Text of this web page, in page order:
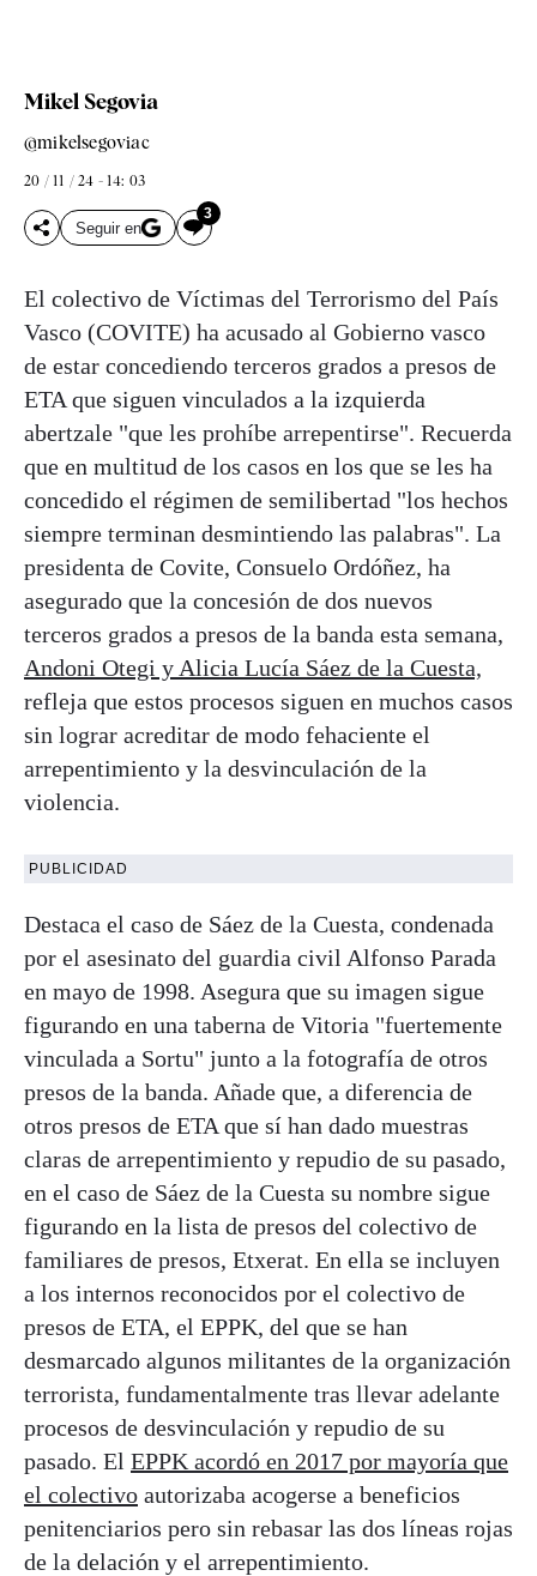
Mikel Segovia
@mikelsegoviac
20 / 11 / 24 - 14: 03
Seguir en
3
El colectivo de Víctimas del Terrorismo del País
Vasco (COVITE) ha acusado al Gobierno vasco
de estar concediendo terceros grados a presos de
ETA que siguen vinculados a la izquierda
abertzale "que les prohíbe arrepentirse". Recuerda
que en multitud de los casos en los que se les ha
concedido el régimen de semilibertad "los hechos
siempre terminan desmintiendo las palabras". La
presidenta de Covite, Consuelo Ordóñez, ha
asegurado que la concesión de dos nuevos
terceros grados a presos de la banda esta semana,
Andoni Otegi y Alicia Lucía Sáez de la Cuesta,
refleja que estos procesos siguen en muchos casos
sin lograr acreditar de modo fehaciente el
arrepentimiento y la desvinculación de la
violencia.
PUBLICIDAD
Destaca el caso de Sáez de la Cuesta, condenada
por el asesinato del guardia civil Alfonso Parada
en mayo de 1998. Asegura que su imagen sigue
figurando en una taberna de Vitoria "fuertemente
vinculada a Sortu" junto a la fotografía de otros
presos de la banda. Añade que, a diferencia de
otros presos de ETA que sí han dado muestras
claras de arrepentimiento y repudio de su pasado,
en el caso de Sáez de la Cuesta su nombre sigue
figurando en la lista de presos del colectivo de
familiares de presos, Etxerat. En ella se incluyen
a los internos reconocidos por el colectivo de
presos de ETA, el EPPK, del que se han
desmarcado algunos militantes de la organización
terrorista, fundamentalmente tras llevar adelante
procesos de desvinculación y repudio de su
pasado. El EPPK acordó en 2017 por mayoría que
el colectivo autorizaba acogerse a beneficios
penitenciarios pero sin rebasar las dos líneas rojas
de la delación y el arrepentimiento.